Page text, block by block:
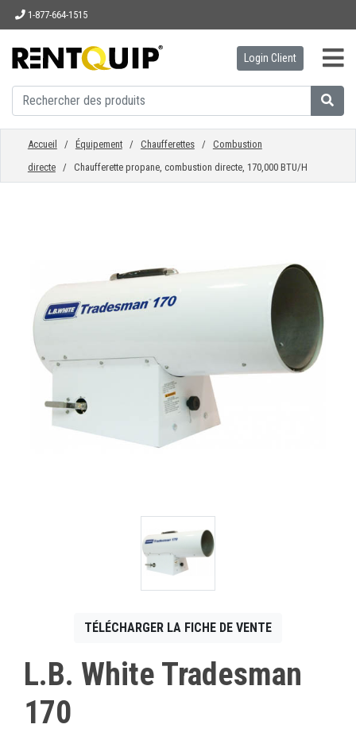
1-877-664-1515
ACCUEIL
ÉQUIPEMENT
ENTREPRISE
CONTACT
English
Login Client
Accueil / Équipement/ Chaufferettes/ Combustion
directe/ Chaufferette propane, combustion directe, 170,000 BTU/H
TÉLÉCHARGER LA FICHE DE VENTE
L.B. White Tradesman
170